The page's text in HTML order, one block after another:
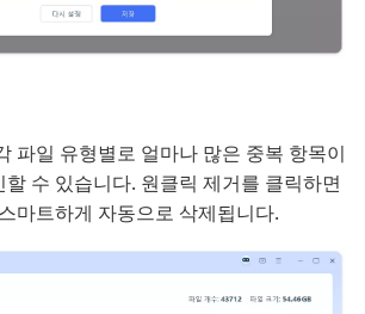
파일 유형별로 얼마나 많은 중복 항목이
수 있습니다. 원클릭 제거를 클릭하면
마트하게 자동으로 삭제됩니다.